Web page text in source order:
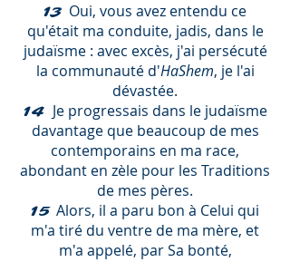
13 Oui, vous avez entendu ce
qu'était ma conduite, jadis, dans le
judaïsme : avec excès, j'ai persécuté
la communauté d'HaShem, je l'ai
dévastée.
14 Je progressais dans le judaïsme
davantage que beaucoup de mes
contemporains en ma race,
abondant en zèle pour les Traditions
de mes pères.
15 Alors, il a paru bon à Celui qui
m'a tiré du ventre de ma mère, et
m'a appelé, par Sa bonté,